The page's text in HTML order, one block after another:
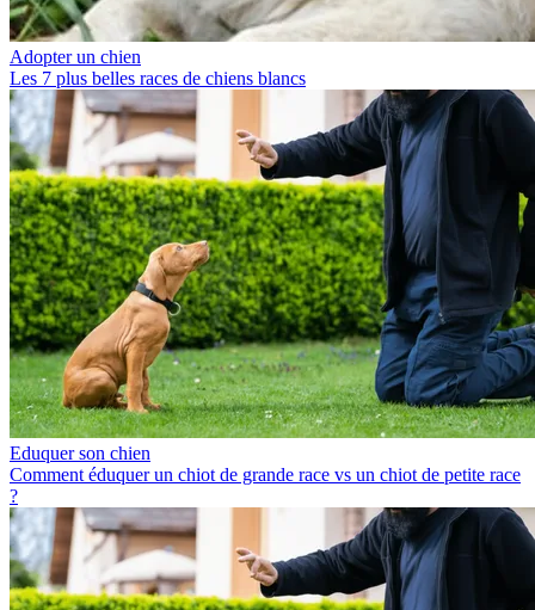
Adopter un chien
Les 7 plus belles races de chiens blancs
Eduquer son chien
Comment éduquer un chiot de grande race vs un chiot de petite race
?